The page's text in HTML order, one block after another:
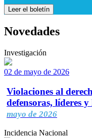
Leer el boletín
Novedades
Investigación
02 de mayo de 2026
Violaciones al
defensoras, líderes y
mayo de 2026
Incidencia Nacional